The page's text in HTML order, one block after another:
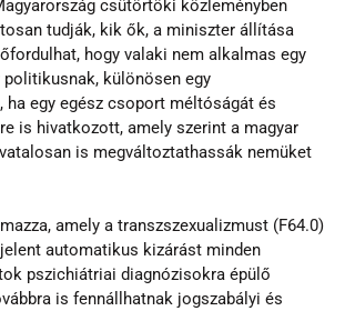
csütörtöki közleményben
tudják, kik ők, a miniszter állítása
hogy valaki nem alkalmas egy
különösen egy
ha egy egész csoport méltóságát és
is hivatkozott, amely szerint a magyar
is megváltoztathassák nemüket
amely a transzszexualizmust (F64.0)
automatikus kizárást minden
pszichiátriai diagnózisokra épülő
is fennállhatnak jogszabályi és